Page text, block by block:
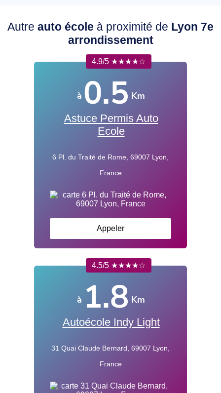
Autre auto école à proximité de Lyon 7e
arrondissement
4.9/5 ★★★★☆
à 0.5 Km
Astuce Permis Auto
Ecole
6 Pl. du Traité de Rome, 69007 Lyon,
France
Appeler
4.5/5 ★★★★☆
à 1.8 Km
Autoécole Indy Light
31 Quai Claude Bernard, 69007 Lyon,
France